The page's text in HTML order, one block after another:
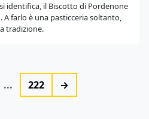
identifica, il Biscotto di Pordenone
farlo è una pasticceria soltanto,
tradizione.
... 222 →